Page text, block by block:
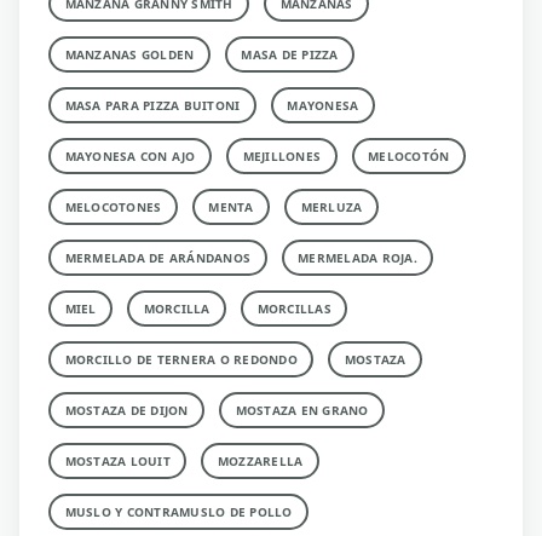
MANZANAS GOLDEN MASA DE PIZZA
MASA PARA PIZZA BUITONI MAYONESA
MAYONESA CON AJO MEJILLONES MELOCOTÓN
MELOCOTONES MENTA MERLUZA
MERMELADA DE ARÁNDANOS MERMELADA ROJA.
MIEL MORCILLA MORCILLAS
MORCILLO DE TERNERA O REDONDO MOSTAZA
MOSTAZA DE DIJON MOSTAZA EN GRANO
MOSTAZA LOUIT MOZZARELLA
MUSLO Y CONTRAMUSLO DE POLLO